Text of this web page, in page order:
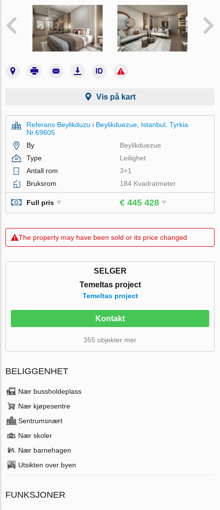
Vis på kart
Referans Beylikduzu i Beylikduezue, Istanbul, Tyrkia
Nr.69605
By
Beylikduezue
Type
Leilighet
Antall rom
3+1
Bruksrom
184 Kvadratmeter
Full pris € 445 428
The property may have been sold or its price changed
SELGER
Temeltas project
Temeltas project
Kontakt
355 objekter mer
BELIGGENHET
Nær bussholdeplass
Nær kjøpesentre
Sentrumsnært
Nær skoler
Nær barnehagen
Utsikten over byen
FUNKSJONER